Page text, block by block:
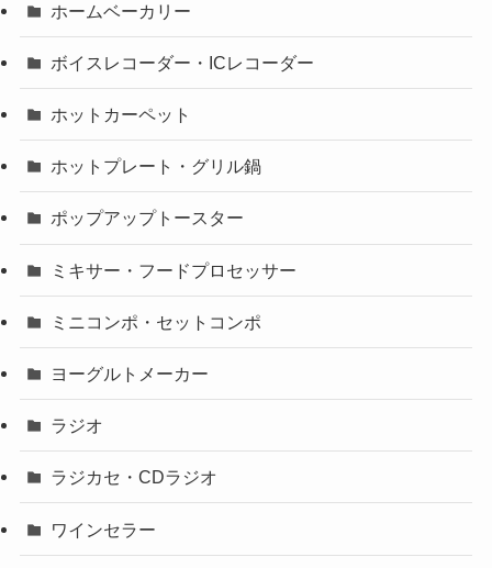
ホームベーカリー
ボイスレコーダー・ICレコーダー
ホットカーペット
ホットプレート・グリル鍋
ポップアップトースター
ミキサー・フードプロセッサー
ミニコンポ・セットコンポ
ヨーグルトメーカー
ラジオ
ラジカセ・CDラジオ
ワインセラー